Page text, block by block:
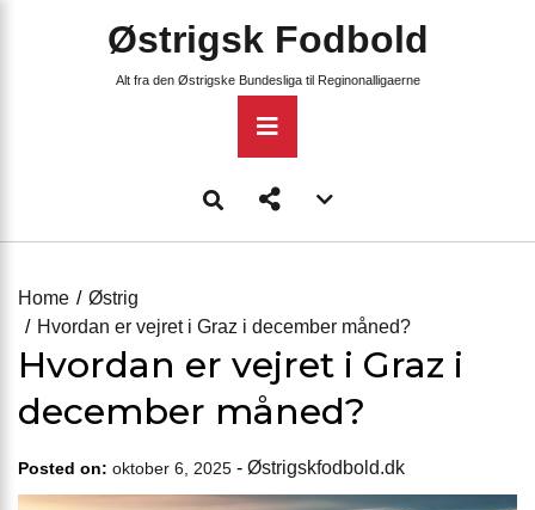
Østrigsk Fodbold
Alt fra den Østrigske Bundesliga til Reginonalligaerne
Primary
Menu
menu
Home
Østrig
Hvordan er vejret i Graz i december måned?
Hvordan er vejret i Graz i
december måned?
Posted on: oktober 6, 2025 - Østrigskfodbold.dk